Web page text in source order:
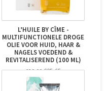
L’HUILE BY CÎME -
MULTIFUNCTIONELE DROGE
OLIE VOOR HUID, HAAR &
NAGELS VOEDEND &
REVITALISEREND (100 ML)
€29,00€25,65